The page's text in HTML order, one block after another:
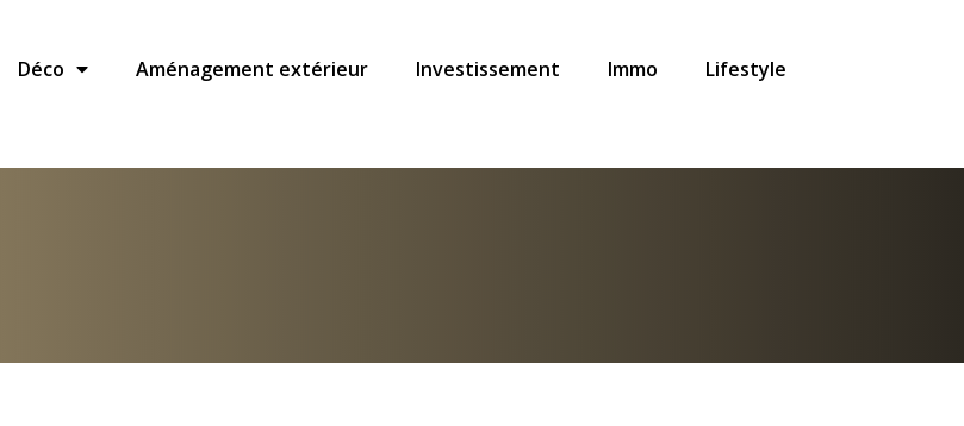
Déco Aménagement extérieur Investissement Immo Lifestyle